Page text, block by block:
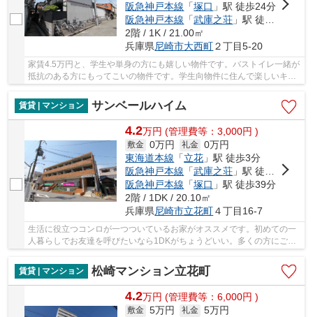
阪急神戸本線 「塚口 」駅 徒歩24分
阪急神戸本線 「武庫之荘 」駅 徒歩29分
2階 / 1K / 21.00㎡
兵庫県尼崎市大西町２丁目5-20
家賃4.5万円と、学生や単身の方にも嬉しい物件です。バストイレ一緒が
抵抗のある方にもってこいの物件です。学生向物件に住んで楽しいキャ
ンパスライフを送りませんか。エアコン付きの...
賃貸 | マンション
サンベールハイム
4.2万円 (管理費等：3,000円 )
敷金 0万円 礼金 0万円
東海道本線 「立花 」駅 徒歩3分
阪急神戸本線 「武庫之荘 」駅 徒歩22分
阪急神戸本線 「塚口 」駅 徒歩39分
2階 / 1DK / 20.10㎡
兵庫県尼崎市立花町４丁目16-7
生活に役立つコンロが一つついているお家がオススメです。初めての一
人暮らしでお友達を呼びたいなら1DKがちょうどいい。多くの方にご好
賃貸 | マンション
松崎マンション立花町
4.2万円 (管理費等：6,000円 )
敷金 5万円 礼金 5万円